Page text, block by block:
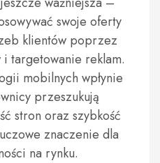
swoje oferty
klientów poprzez
targetowanie reklam.
mobilnych wpłynie
przeszukują
stron oraz szybkość
znaczenie dla
na rynku.